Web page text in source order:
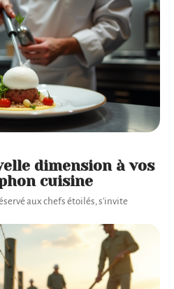
dimension à vos
cuisine
aux chefs étoilés, s'invite